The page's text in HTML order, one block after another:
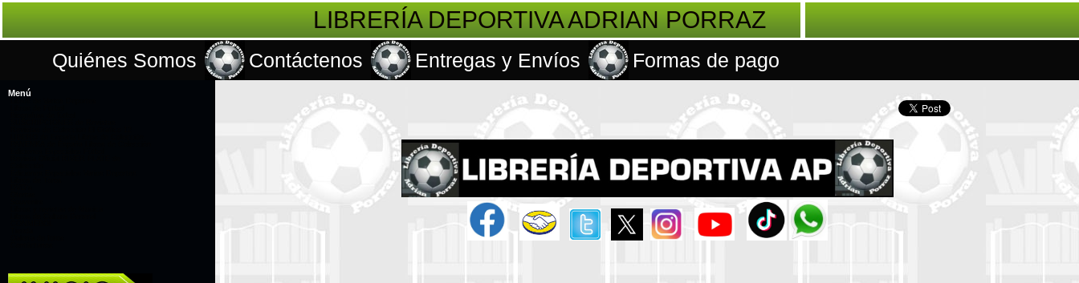
LIBRERÍA DEPORTIVA ADRIAN PORRAZ
Quiénes Somos Contáctenos Entregas y Envíos Formas de pago
Menú